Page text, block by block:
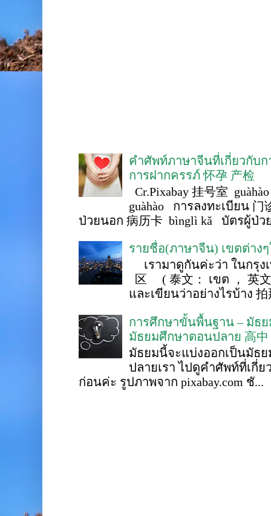
คำศัพท์ภาษาจีนที่เกี่ยวกับ
การฝากครรภ์ 怀孕 产检
Cr.Pixabay 挂号室
guàhào การลงทะเบียน 门
ป่วยนอก 病历卡 bìnglì kǎ บัตรผู้ป่ว
รายชื่อ(ภาษาจีน) เขตต่าง
เรามาดูกันค่ะว่า ในกรุง
区 ( 泰文： เขต ， 英
และเขียนว่าอย่างไรบ้าง 拍
การศึกษาขั้นพื้นฐาน – มัธ
มัธยมศึกษาตอนปลาย 高中
มัธยมนี้จะแบ่งออกเป็นมัธ
ปลายเรา ไปดูคำศัพท์ที่เกี่
ก่อนค่ะ รูปภาพจาก pixabay.com ชั...